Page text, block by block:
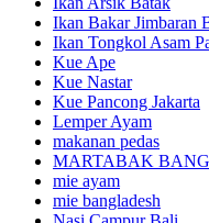
Ikan Bakar Jimbaran
Ikan Tongkol Asam
Kue Ape
Kue Nastar
Kue Pancong Jakarta
Lemper Ayam
makanan pedas
MARTABAK
mie ayam
mie bangladesh